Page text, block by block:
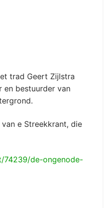
trad Geert Zijlstra
en bestuurder van
van e Streekkrant, die
74239/de-ongenode-